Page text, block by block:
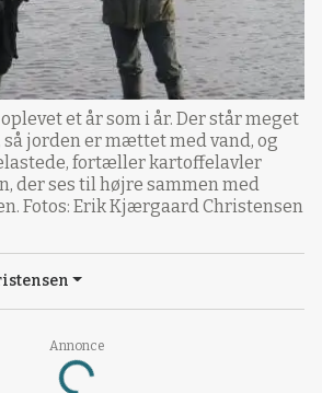
Annonce
Loading...
et år som i år. Der står meget
så jorden er mættet med vand, og
fortæller kartoffelavler
der ses til højre sammen med
Fotos: Erik Kjærgaard Christensen